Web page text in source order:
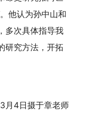
他认为孙中山和
多次具体指导我
研究方法，开拓
月4日摄于章老师